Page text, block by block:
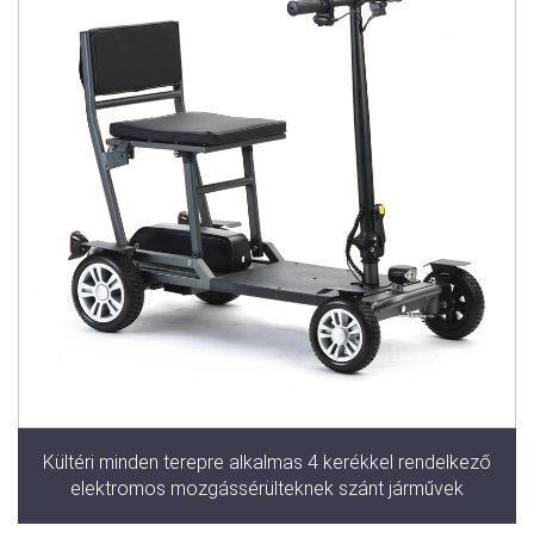
Kültéri minden terepre alkalmas 4 kerékkel rendelkező
elektromos mozgássérülteknek szánt járművek